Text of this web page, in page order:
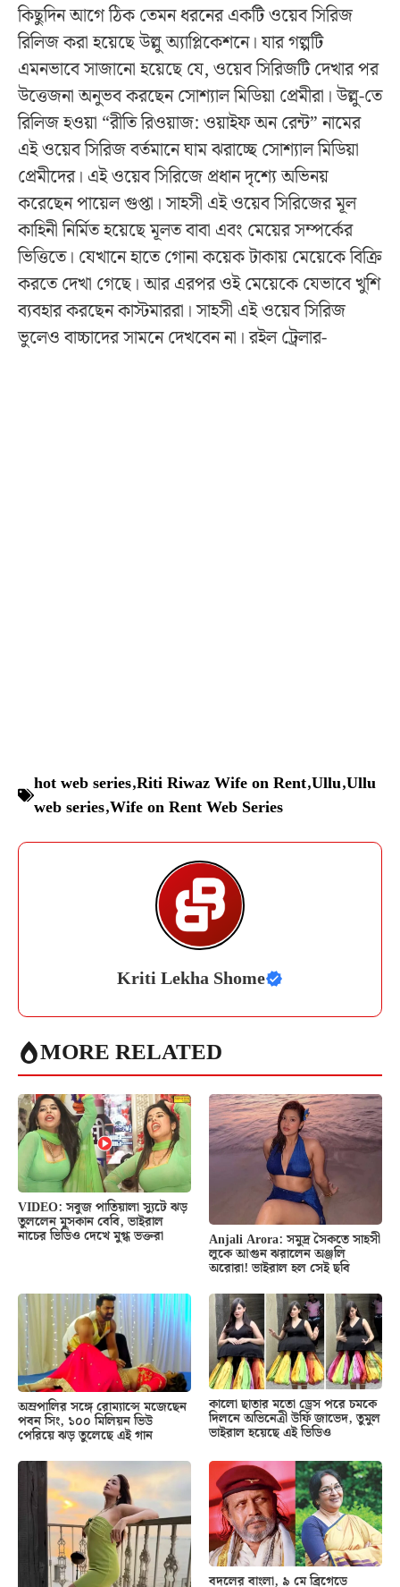
কিছুদিন আগে ঠিক তেমন ধরনের একটি ওয়েব সিরিজ
রিলিজ করা হয়েছে উল্লু অ্যাপ্লিকেশনে। যার গল্পটি
এমনভাবে সাজানো হয়েছে যে, ওয়েব সিরিজটি দেখার পর
উত্তেজনা অনুভব করছেন সোশ্যাল মিডিয়া প্রেমীরা। উল্লু-তে
রিলিজ হওয়া “রীতি রিওয়াজ: ওয়াইফ অন রেন্ট” নামের
এই ওয়েব সিরিজ বর্তমানে ঘাম ঝরাচ্ছে সোশ্যাল মিডিয়া
প্রেমীদের। এই ওয়েব সিরিজে প্রধান দৃশ্যে অভিনয়
করেছেন পায়েল গুপ্তা। সাহসী এই ওয়েব সিরিজের মূল
কাহিনী নির্মিত হয়েছে মূলত বাবা এবং মেয়ের সম্পর্কের
ভিত্তিতে। যেখানে হাতে গোনা কয়েক টাকায় মেয়েকে বিক্রি
করতে দেখা গেছে। আর এরপর ওই মেয়েকে যেভাবে খুশি
ব্যবহার করছেন কাস্টমাররা। সাহসী এই ওয়েব সিরিজ
ভুলেও বাচ্চাদের সামনে দেখবেন না। রইল ট্রেলার-
hot web series,Riti Riwaz Wife on Rent,Ullu,Ullu
web series,Wife on Rent Web Series
Kriti Lekha Shome
MORE RELATED
VIDEO: সবুজ পাতিয়ালা স্যুটে ঝড়
তুললেন মুসকান বেবি, ভাইরাল
নাচের ভিডিও দেখে মুগ্ধ ভক্তরা Anjali Arora: সমুদ্র সৈকতে সাহসী
লুকে আগুন ঝরালেন অঞ্জলি
অরোরা! ভাইরাল হল সেই ছবি
অম্রপালির সঙ্গে রোম্যান্সে মজেছেন
পবন সিং, ১০০ মিলিয়ন ভিউ
পেরিয়ে ঝড় তুলেছে এই গান
কালো ছাতার মতো ড্রেস পরে চমকে
দিলনে অভিনেত্রী উর্ফি জাভেদ, তুমুল
ভাইরাল হয়েছে এই ভিডিও
বদলের বাংলা, ৯ মে ব্রিগেডে